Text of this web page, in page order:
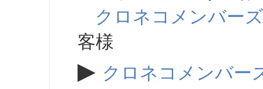
クロネコメンバーズ
客様
▶ クロネコメンバー